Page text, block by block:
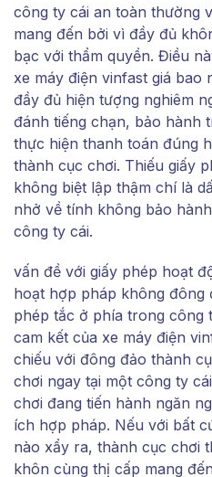
công ty cái an toàn thường
mang đến bởi vì đầy đủ
bạc với thẩm quyền. Điều
xe máy điện vinfast giá bao
đầy đủ hiện tượng nghiêm
đánh tiếng chạn, bảo hành
thực hiện thanh toán đúng
thành cục chơi. Thiếu giấy
không biệt lập thậm chí là
nhở về tính không bảo
công ty cái.
vấn đề với giấy phép hoạt
hoạt hợp pháp không đông
phép tắc ở phía trong công
cam kết của xe máy điện
chiếu với đông đảo thành
chơi ngay tại một công ty
chơi đang tiến hành ngăn
ích hợp pháp. Nếu với bất
nào xẩy ra, thành cục chơi
khôn cùng thị cấp mang